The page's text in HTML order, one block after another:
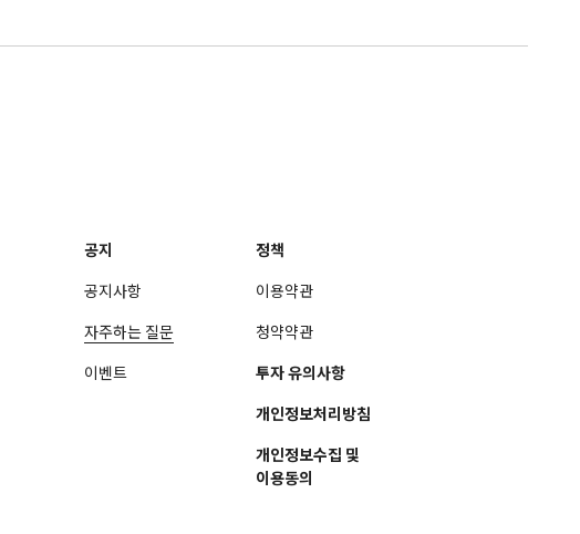
공지
공지사항
자주하는 질문
이벤트
정책
이용약관
청약약관
투자 유의사항
개인정보처리방침
개인정보수집 및
이용동의